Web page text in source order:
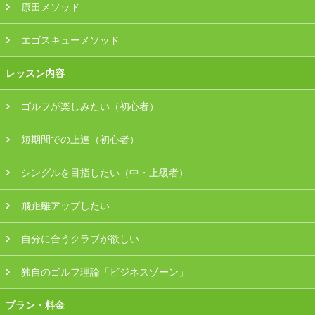
原田メソッド
エゴスキューメソッド
レッスン内容
ゴルフが楽しみたい（初心者）
短期間での上達（初心者）
シングルを目指したい（中・上級者）
飛距離アップしたい
自分に合うクラブが欲しい
独自のゴルフ理論「ビジネスゾーン」
プラン・料金